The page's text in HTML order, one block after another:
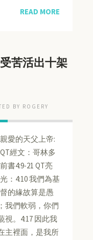
READ MORE
苦活出十架
BY ROGERY
親愛的天父上帝:
QT經文：哥林多
前書4:9-21 QT亮
光：4:10 我們為基
督的緣故算是愚
我們軟弱，你們
視。4:17 因此我
主裡面，是我所